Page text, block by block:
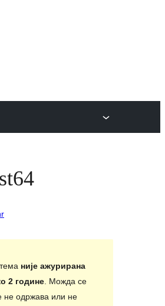
није ажурирана
2 године. Можда се
не одржава или не